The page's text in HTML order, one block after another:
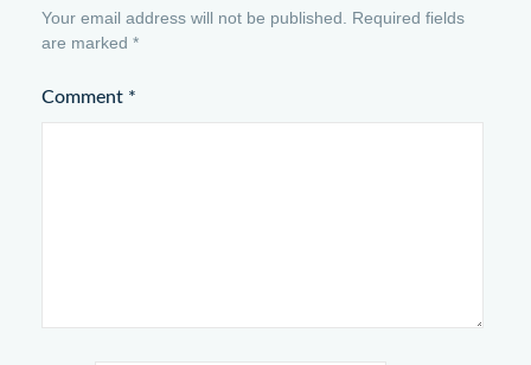
Your email address will not be published. Required fields
are marked *
Comment *